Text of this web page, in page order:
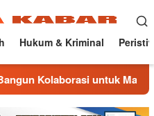
Hukum & Kriminal
untuk Majalengka Kondusif